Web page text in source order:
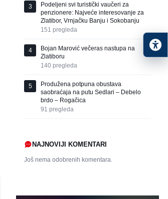
3
Podeljeni svi turistički vaučeri za
penzionere: Najveće interesovanje za
Zlatibor, Vrnjačku Banju i Sokobanju
151 pregleda
4
Bojan Marović večeras nastupa na
Zlatiboru
140 pregleda
5
Produžena potpuna obustava
saobraćaja na putu Sedlari – Debelo
brdo – Rogačica
91 pregleda
NAJNOVIJI KOMENTARI
Još nema odobrenih komentara.